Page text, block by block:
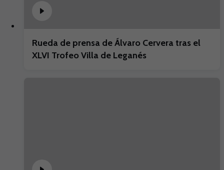
Rueda de prensa de Álvaro Cervera tras el
XLVI Trofeo Villa de Leganés